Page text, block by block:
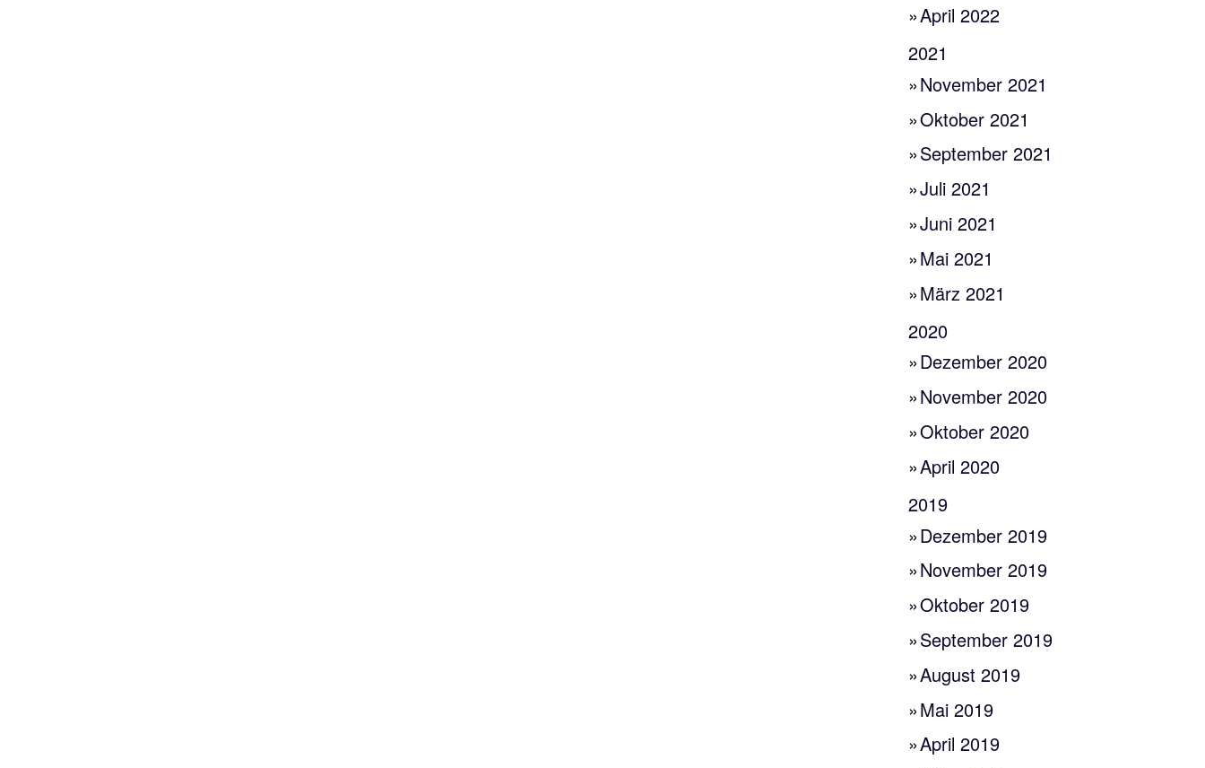
April 2022
2021
November 2021
Oktober 2021
September 2021
Juli 2021
Juni 2021
Mai 2021
März 2021
2020
Dezember 2020
November 2020
Oktober 2020
April 2020
2019
Dezember 2019
November 2019
Oktober 2019
September 2019
August 2019
Mai 2019
April 2019